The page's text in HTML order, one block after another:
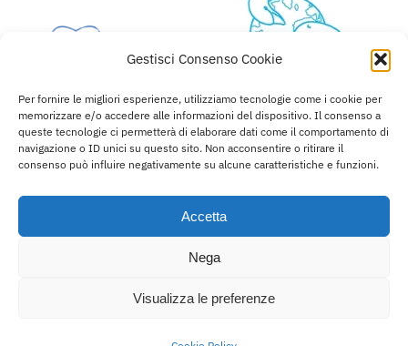
Gestisci Consenso Cookie
Per fornire le migliori esperienze, utilizziamo tecnologie come i cookie per
memorizzare e/o accedere alle informazioni del dispositivo. Il consenso a
queste tecnologie ci permetterà di elaborare dati come il comportamento di
navigazione o ID unici su questo sito. Non acconsentire o ritirare il
consenso può influire negativamente su alcune caratteristiche e funzioni.
Accetta
Nega
Visualizza le preferenze
© Copyright 2022 - 2026 | All Rights Reserved |
Powered byPetercom
Cookie Policy (UE) Privacy Policy